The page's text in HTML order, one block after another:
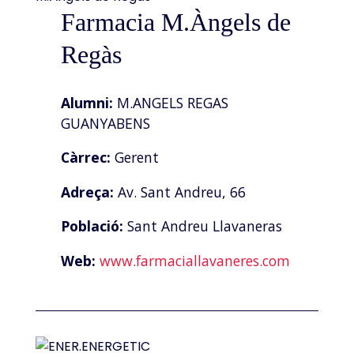
Farmacia M.Àngels de
Regàs
Alumni: M.ANGELS REGAS
GUANYABENS
Càrrec: Gerent
Adreça: Av. Sant Andreu, 66
Població: Sant Andreu Llavaneras
Web: www.farmaciallavaneres.com